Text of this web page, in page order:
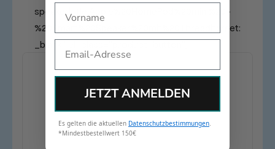
speaker|title:Apple%20HomePod%20mini%20-
%20Smart%20Speaker%20mit%20Thread|target:
_blank“ el_class=“product_button“]
JETZT ANMELDEN
Es gelten die aktuellen Datenschutzbestimmungen.
*Mindestbestellwert 150€